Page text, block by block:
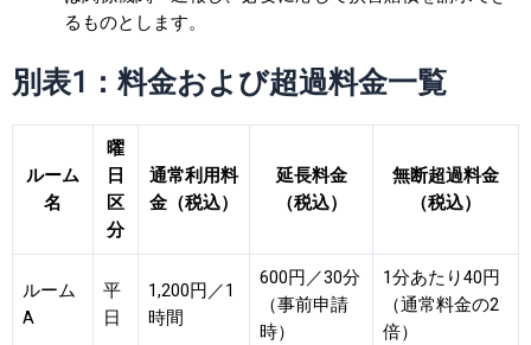
るものとします。
別表1：料金および超過料金一覧
ルーム
名
曜
日
区
分
通常利用料
金（税込）
延長料金
（税込）
無断超過料金
（税込）
ルーム
A
平
日
1,200円／1
時間
600円／30分
（事前申請
時）
1分あたり40円
（通常料金の2
倍）